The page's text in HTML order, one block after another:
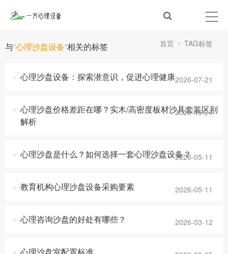
与“心理沙盘设备”相关的标签 首页 TAG标签
心理沙盘设备：探索潜意识，促进心理健康2026-07-21
心理沙盘价格差距在哪？实木/高密度板材沙具套装区别
解析
2026-06-24
心理沙盘是什么？如何选择一套心理沙盘设备？2026-05-11
教育机构心理沙盘设备采购要素 2026-05-11
心理咨询沙盘的好处有哪些？ 2026-03-12